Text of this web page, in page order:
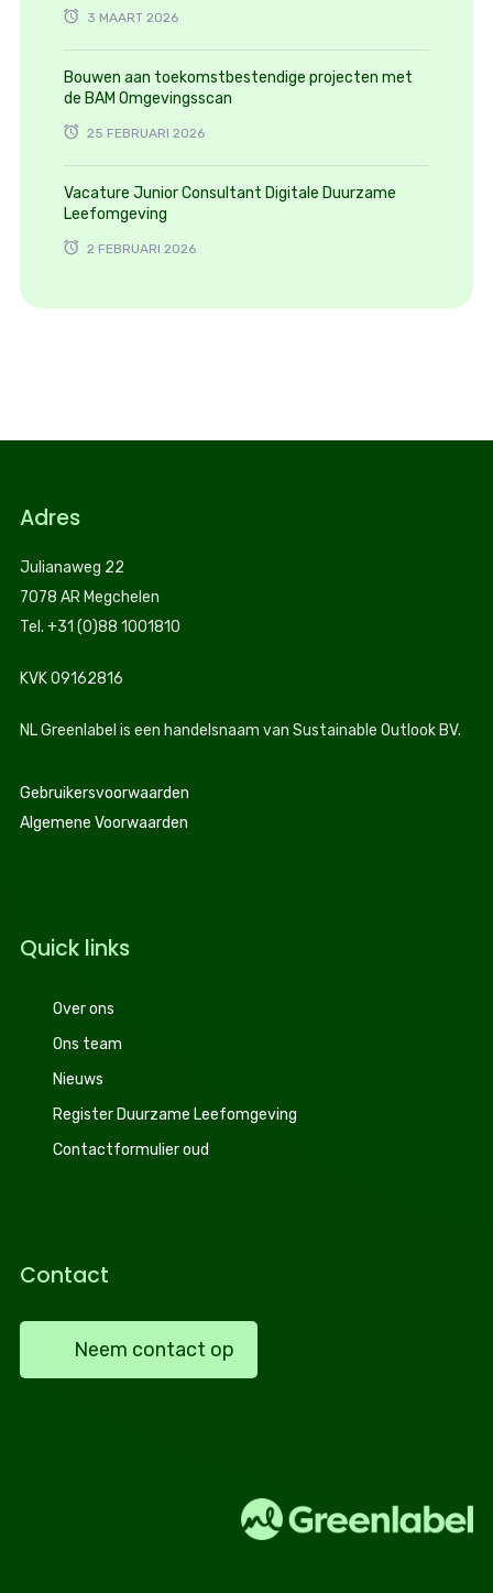
3 MAART 2026
Bouwen aan toekomstbestendige projecten met
de BAM Omgevingsscan
25 FEBRUARI 2026
Vacature Junior Consultant Digitale Duurzame
Leefomgeving
2 FEBRUARI 2026
Adres
Julianaweg 22
7078 AR Megchelen
Tel. +31 (0)88 1001810
KVK 09162816
NL Greenlabel is een handelsnaam van Sustainable Outlook BV.
Gebruikersvoorwaarden
Algemene Voorwaarden
Quick links
Over ons
Ons team
Nieuws
Register Duurzame Leefomgeving
Contactformulier oud
Contact
Neem contact op